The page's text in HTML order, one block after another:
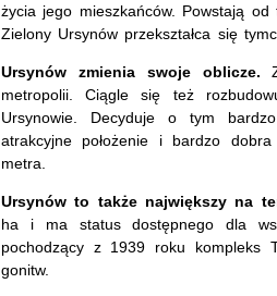
życia jego mieszkańców. Powstają
Zielony Ursynów przekształca się
Ursynów zmienia swoje oblicze.
metropolii. Ciągle się też
Ursynowie. Decyduje o tym
atrakcyjne położenie i bardzo
metra.
Ursynów to także największy na
ha i ma status dostępnego dla
pochodzący z 1939 roku kompleks
gonitw.